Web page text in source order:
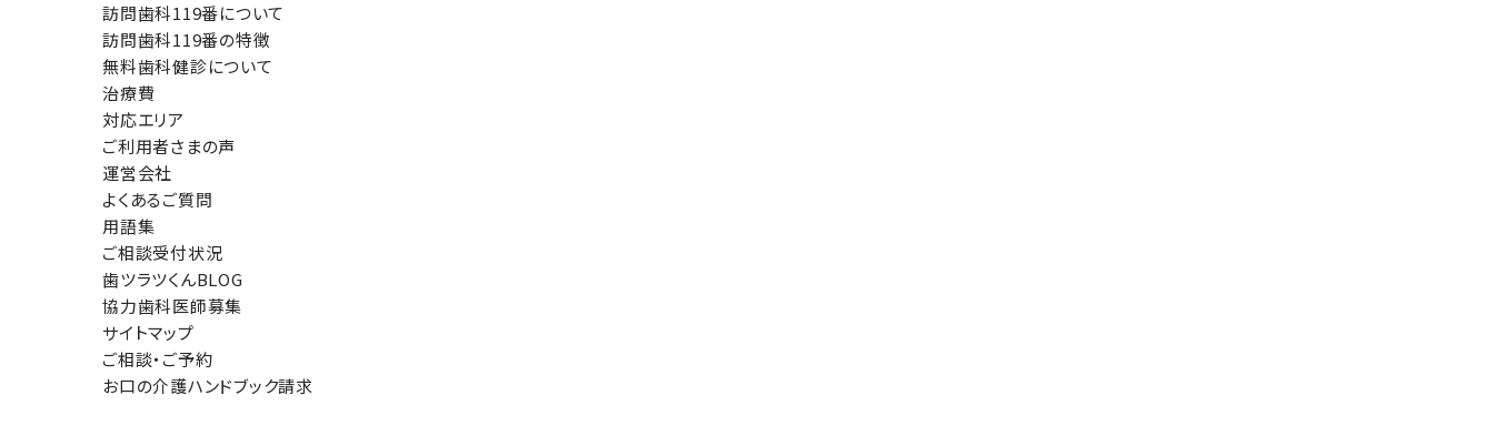
訪問歯科119番について
訪問歯科119番の特徴
無料歯科健診について
治療費
対応エリア
ご利用者さまの声
運営会社
よくあるご質問
用語集
ご相談受付状況
歯ツラツくんBLOG
協力歯科医師募集
サイトマップ
ご相談・ご予約
お口の介護ハンドブック請求